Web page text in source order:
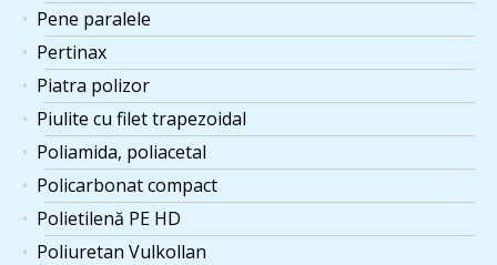
Pene paralele
Pertinax
Piatra polizor
Piulite cu filet trapezoidal
Poliamida, poliacetal
Policarbonat compact
Polietilenă PE HD
Poliuretan Vulkollan